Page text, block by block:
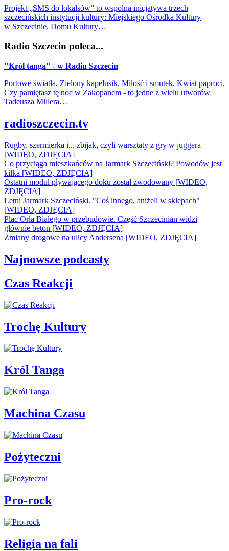
Projekt „SMS do lokalsów” to wspólna inicjatywa trzech
szczecińskich instytucji kultury: Miejskiego Ośrodka Kultury
w Szczecinie, Domu Kultury…
Radio Szczecin poleca...
"Król tanga" - w Radiu Szczecin
Portowe światła, Zielony kapelusik, Miłość i smutek, Kwiat paproci,
Czy pamiętasz tę noc w Zakopanem - to jedne z wielu utworów
Tadeusza Millera…
radioszczecin.tv
Rugby, szermierka i... zbijak, czyli warsztaty z gry w juggera
[WIDEO, ZDJĘCIA]
Co przyciąga mieszkańców na Jarmark Szczeciński? Powodów jest
kilka [WIDEO, ZDJĘCIA]
Ostatni moduł pływającego doku został zwodowany [WIDEO,
ZDJĘCIA]
Letni Jarmark Szczeciński. "Coś innego, aniżeli w sklepach"
[WIDEO, ZDJĘCIA]
Plac Orła Białego w przebudowie. Część Szczecinian widzi
głównie beton [WIDEO, ZDJĘCIA]
Zmiany drogowe na ulicy Andersena [WIDEO, ZDJĘCIA]
Najnowsze podcasty
Czas Reakcji
Trochę Kultury
Król Tanga
Machina Czasu
Pożyteczni
Pro-rock
Religia na fali